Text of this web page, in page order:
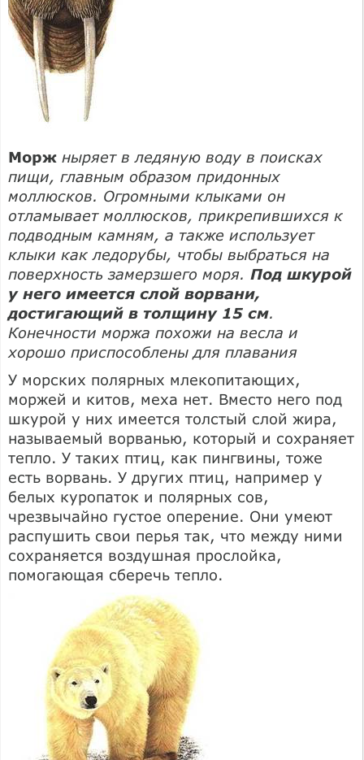
Морж ныряет в ледяную воду в поисках
пищи, главным образом придонных
моллюсков. Огромными клыками он
отламывает моллюсков, прикрепившихся к
подводным камням, а также использует
клыки как ледорубы, чтобы выбраться на
поверхность замерзшего моря. Под шкурой
у него имеется слой ворвани,
достигающий в толщину 15 см.
Конечности моржа похожи на весла и
хорошо приспособлены для плавания
У морских полярных млекопитающих,
моржей и китов, меха нет. Вместо него под
шкурой у них имеется толстый слой жира,
называемый ворванью, который и сохраняет
тепло. У таких птиц, как пингвины, тоже
есть ворвань. У других птиц, например у
белых куропаток и полярных сов,
чрезвычайно густое оперение. Они умеют
распушить свои перья так, что между ними
сохраняется воздушная прослойка,
помогающая сберечь тепло.